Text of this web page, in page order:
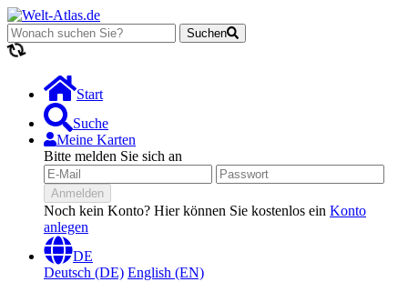
Suchen
Lädt...
Start
Suche
Meine Karten
Bitte melden Sie sich an
Anmelden
Noch kein Konto? Hier können Sie kostenlos ein Konto
anlegen
DE
Deutsch (DE) English (EN)